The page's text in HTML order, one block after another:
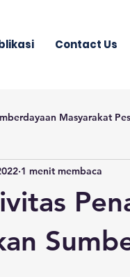
Contact Us
Masyarakat
1 menit membaca